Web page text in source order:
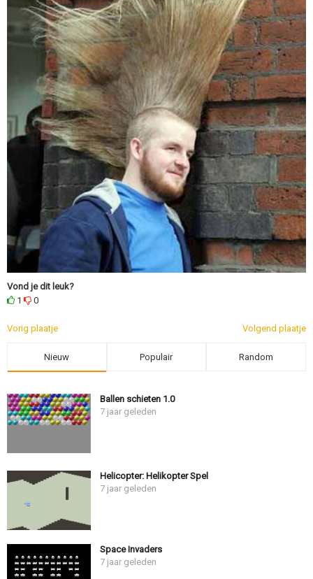
Vond je dit leuk?
1
0
Vorig plaatje Volgend plaatje
Nieuw Populair Random
Ballen schieten 1.0
7 jaar geleden
Helicopter: Helikopter Spel
7 jaar geleden
Space Invaders
7 jaar geleden